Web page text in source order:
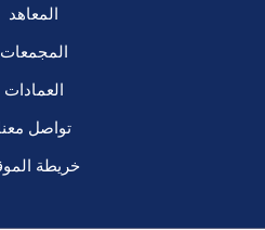
المعاهد
المجمعات
العمادات
تواصل
خريطة